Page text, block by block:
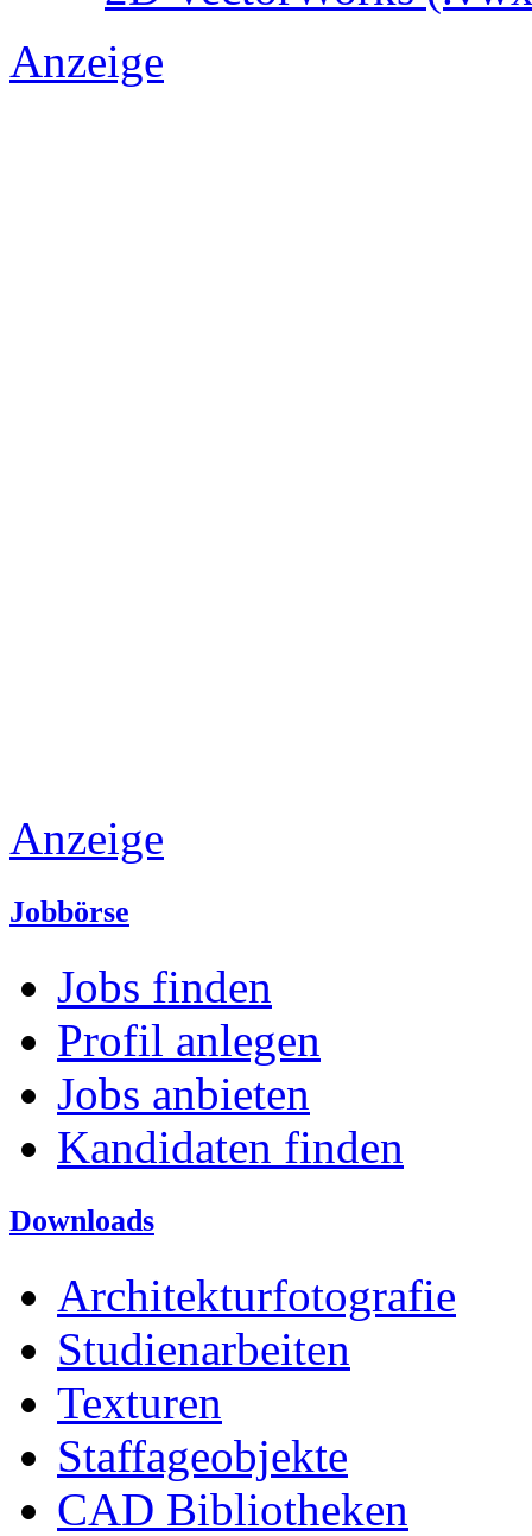
Anzeige
Anzeige
Jobbörse
Jobs finden
Profil anlegen
Jobs anbieten
Kandidaten finden
Downloads
Architekturfotografie
Studienarbeiten
Texturen
Staffageobjekte
CAD Bibliotheken